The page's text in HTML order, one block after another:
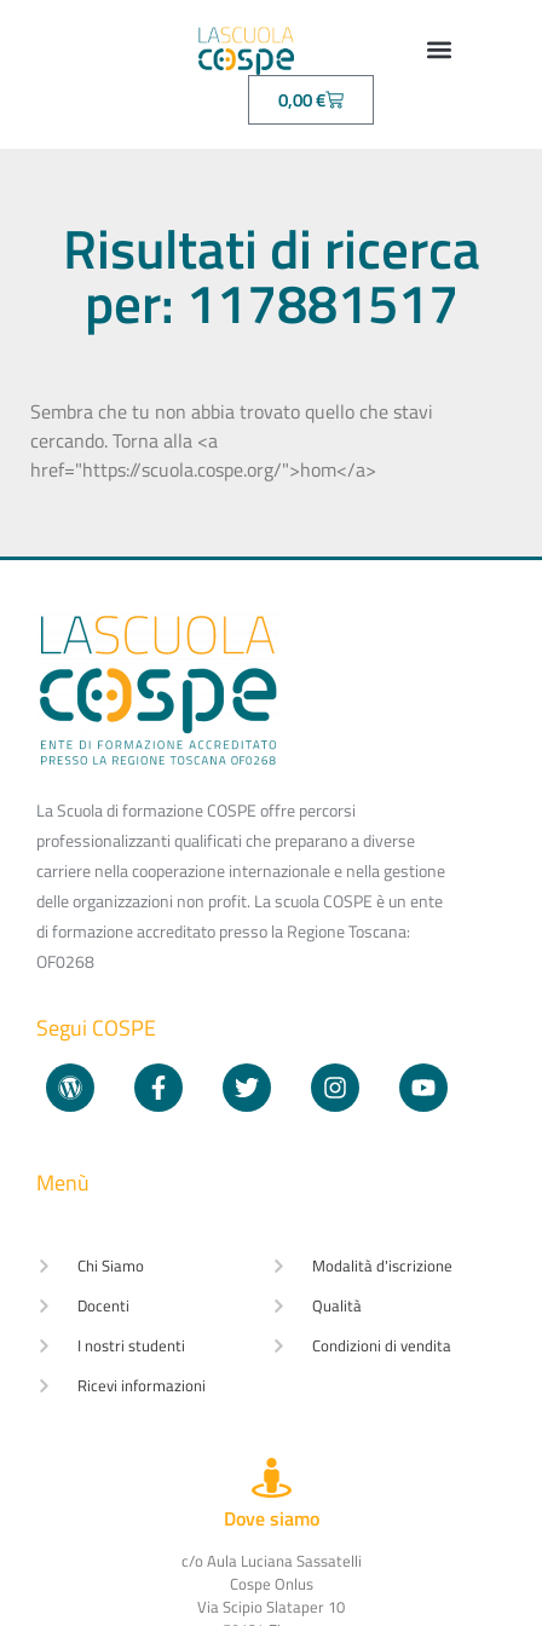
0,00€
Risultati di ricerca
per: 117881517
Sembra che tu non abbia trovato quello che stavi
cercando. Torna alla <a
href="https://scuola.cospe.org/">hom</a>
La Scuola di formazione COSPE offre percorsi
professionalizzanti qualificati che preparano a diverse
carriere nella cooperazione internazionale e nella gestione
delle organizzazioni non profit. La scuola COSPE è un ente
di formazione accreditato presso la Regione Toscana:
OF0268
Segui COSPE
Menù
Chi Siamo
Docenti
I nostri studenti
Ricevi informazioni
Modalità d'iscrizione
Qualità
Condizioni di vendita
Dove siamo
c/o Aula Luciana Sassatelli
Cospe Onlus
Via Scipio Slataper 10